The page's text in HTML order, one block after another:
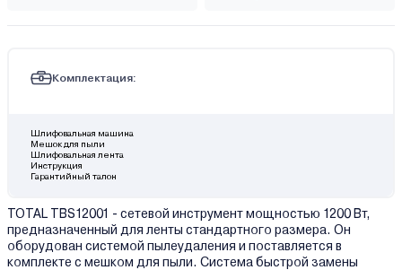
Комплектация:
Шлифовальная машина
Мешок для пыли
Шлифовальная лента
Инструкция
Гарантийный талон
TOTAL TBS12001 - сетевой инструмент мощностью 1200 Вт,
предназначенный для ленты стандартного размера. Он
оборудован системой пылеудаления и поставляется в
комплекте с мешком для пыли. Система быстрой замены